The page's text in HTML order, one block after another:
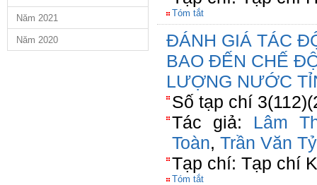
Năm 2021
Năm 2020
Tóm tắt
ĐÁNH GIÁ TÁC
BAO ĐẾN CHẾ
LƯỢNG NƯỚC
Số tạp chí
Tác giả: Lâm
Toàn, Trần Văn Tỷ
Tạp chí: Tạp chí
Tóm tắt